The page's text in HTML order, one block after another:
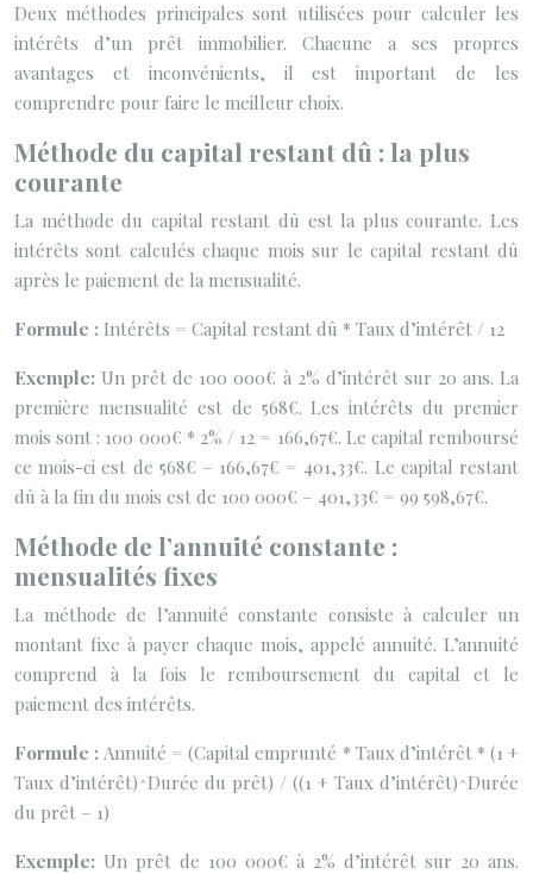
Deux méthodes principales sont utilisées pour calculer les
intérêts d’un prêt immobilier. Chacune a ses propres
avantages et inconvénients, il est important de les
comprendre pour faire le meilleur choix.
Méthode du capital restant dû : la plus
courante
La méthode du capital restant dû est la plus courante. Les
intérêts sont calculés chaque mois sur le capital restant dû
après le paiement de la mensualité.
Formule : Intérêts = Capital restant dû * Taux d’intérêt / 12
Exemple: Un prêt de 100 000€ à 2% d’intérêt sur 20 ans. La
première mensualité est de 568€. Les intérêts du premier
mois sont : 100 000€ * 2% / 12 = 166,67€. Le capital remboursé
ce mois-ci est de 568€ – 166,67€ = 401,33€. Le capital restant
dû à la fin du mois est de 100 000€ – 401,33€ = 99 598,67€.
Méthode de l’annuité constante :
mensualités fixes
La méthode de l’annuité constante consiste à calculer un
montant fixe à payer chaque mois, appelé annuité. L’annuité
comprend à la fois le remboursement du capital et le
paiement des intérêts.
Formule :Annuité = (Capital emprunté * Taux d’intérêt * (1 +
Taux d’intérêt)^Durée du prêt) / ((1 + Taux d’intérêt)^Durée
du prêt – 1)
Exemple: Un prêt de 100 000€ à 2% d’intérêt sur 20 ans.